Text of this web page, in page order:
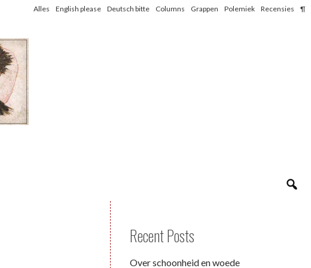
Alles English please Deutsch bitte Columns Grappen Polemiek Recensies ¶
Recent Posts
Over schoonheid en woede